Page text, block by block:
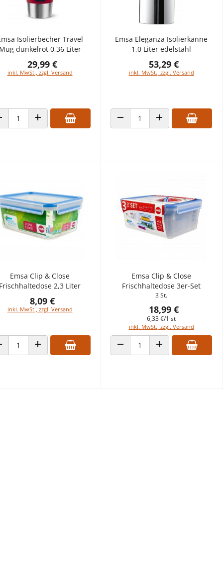
Isolierbecher Travel
dunkelrot 0,36 Liter
29,99 €
inkl. MwSt., zzgl. Versand
VERRINGERN
ANZAHL ERHÖHEN
Emsa Eleganza Isolierkanne
1,0 Liter edelstahl
53,29 €
inkl. MwSt., zzgl. Versand
ANZAHL VERRINGERNANZAHL ERHÖHEN
Emsa Clip & Close
2,3 Liter
8,09 €
inkl. MwSt., zzgl. Versand
VERRINGERN
ANZAHL ERHÖHEN
Emsa Clip & Close
Frischhaltedose 3er-Set
3 St.
18,99 €
6,33 €/1 st
inkl. MwSt., zzgl. Versand
ANZAHL VERRINGERNANZAHL ERHÖHEN